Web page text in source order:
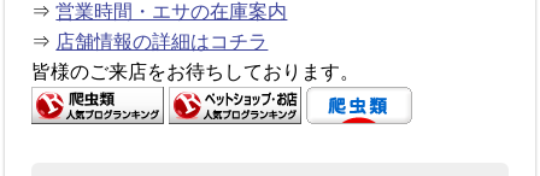
⇒営業時間・エサの在庫案内
⇒ 店舗情報の詳細はコチラ
皆様のご来店をお待ちしております。